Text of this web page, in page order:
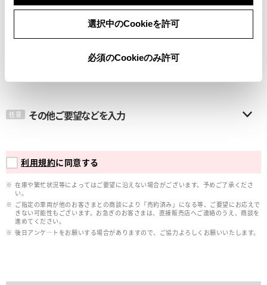
選択中のCookieを許可
必須のCookieのみ許可
メールアドレス
任意 その他ご要望などを入力
利用規約に同意する
在庫や繁忙状況等によってはご要望に沿えない場合がございます。予めご了承くださ
い。
ご指定の車両が他のお客さまとの商談により「売約済み」になる等、ご要望にお応えで
きない可能性もございます。お急ぎのお客さまは、直接販売店へご連絡のうえ、商談を
進めてください。
後日アンケ―トをお願いする場合がありますので、ご協力よろしくお願いいたします。